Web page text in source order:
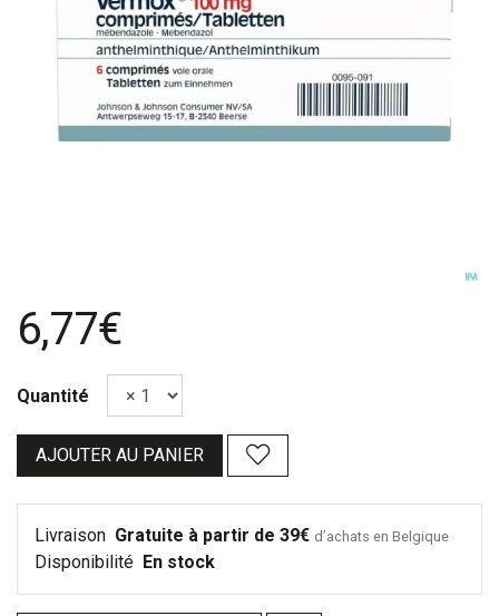
6,77€
Quantité
AJOUTER AU PANIER
Livraison Gratuite à partir de 39€ d’achats en Belgique
Disponibilité En stock